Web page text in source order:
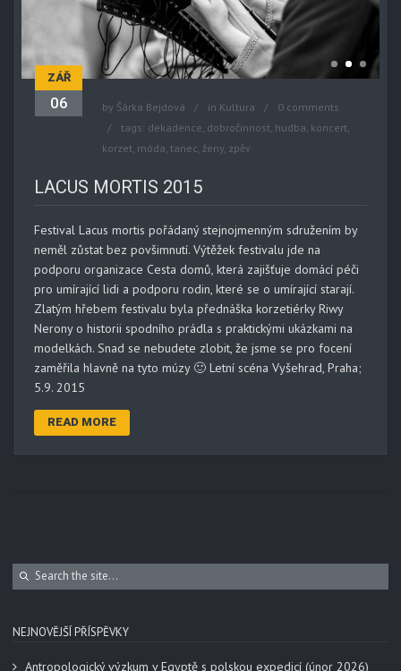
ZÁŘ
06 by Šárka Bejdová in Kultura
0 comments
tags: dekadence dobročinnost hudba koncert
korzet móda tanec ženy zpěv
LACUS MORTIS 2015
Festival Lacus mortis pořádaný stejnojmenným sdružením by
neměl zůstat bez povšimnutí. Výtěžek festivalu jde na
podporu organizace Cesta domů, která zajišťuje domácí péči
pro umírající lidi a podporu rodin, které se o umírající starají.
Zlatým hřebem festivalu byla přednáška korzetiérky Riwy
Nerony o historii spodního prádla s praktickými ukázkami na
modelkách. Snad se nebudete zlobit, že jsme se pro focení
zaměřila hlavně na tyto múzy 🙂 Letní scéna Vyšehrad, Praha;
5.9. 2015
READ MORE
NEJNOVĚJŠÍ PŘÍSPĚVKY
Antropologický výzkum v Egyptě s polskou expedicí (únor 2026)